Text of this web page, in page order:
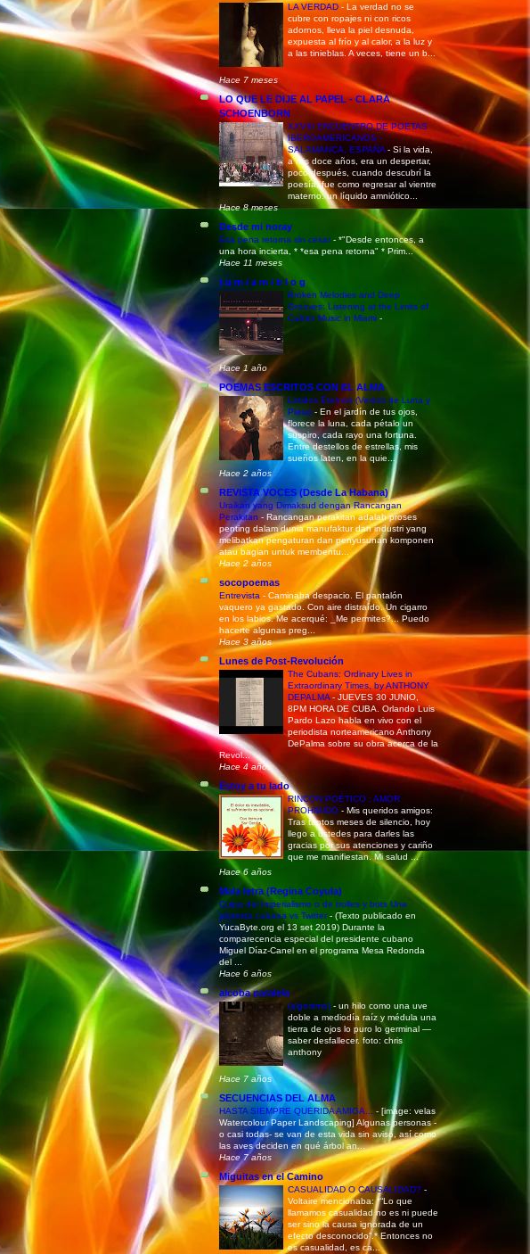
LA VERDAD - La verdad no se
cubre con ropajes ni con ricos
adornos, lleva la piel desnuda,
expuesta al frío y al calor, a la luz y
a las tinieblas. A veces, tiene un b...
Hace 7 meses
LO QUE LE DIJE AL PAPEL - CLARA
SCHOENBORN
XXVIII ENCUENTRO DE POETAS
IBEROAMERICANOS -
SALAMANCA, ESPAÑA - Si la vida,
a mis doce años, era un despertar,
poco después, cuando descubrí la
poesía, fue como regresar al vientre
materno: un líquido amniótico...
Hace 8 meses
Desde mi noray
Esa pena retorna sin cesar- *"Desde entonces, a
una hora incierta, * *esa pena retorna" * Prim...
Hace 11 meses
t u m i a m i b l o g
Broken Melodies and Deep
Grooves: Listening at the Limits of
Cuban Music in Miami -
Hace 1 año
POEMAS ESCRITOS CON EL ALMA
Latidos Eternos (Versos de Luna y
Plata) - En el jardín de tus ojos,
florece la luna, cada pétalo un
suspiro, cada rayo una fortuna.
Entre destellos de estrellas, mis
sueños laten, en la quie...
Hace 2 años
REVISTA VOCES (Desde La Habana)
Uraikan yang Dimaksud dengan Rancangan
Perakitan - Rancangan perakitan adalah proses
penting dalam dunia manufaktur dan industri yang
melibatkan pengaturan dan penyusunan komponen
atau bagian untuk membentu...
Hace 2 años
socopoemas
Entrevista - Caminaba despacio. El pantalón
vaquero ya gastado. Con aire distraído. Un cigarro
en los labios. Me acerqué: _Me permites?... Puedo
hacerte algunas preg...
Hace 3 años
Lunes de Post-Revolución
The Cubans: Ordinary Lives in
Extraordinary Times, by ANTHONY
DEPALMA- JUEVES 30 JUNIO,
8PM HORA DE CUBA. Orlando Luis
Pardo Lazo habla en vivo con el
periodista norteamericano Anthony
DePalma sobre su obra acerca de la
Revol...
Hace 4 años
Estoy a tu lado
RINCÓN POÉTICO : AMOR
PROHIBIDO - Mis queridos amigos:
Tras tantos meses de silencio, hoy
llego a ustedes para darles las
gracias por sus atenciones y cariño
que me manifiestan. Mi salud ...
Hace 6 años
Mala letra (Regina Coyula)
Culpa del Imperialismo o de trolles y bots Una
protesta cubana vs Twitter- (Texto publicado en
YucaByte.org el 13 set 2019) Durante la
comparecencia especial del presidente cubano
Miguel Díaz-Canel en el programa Mesa Redonda
del ...
Hace 6 años
alcoba paralela
(algoritmo) - un hilo como una uve
doble a mediodía raíz y médula una
tierra de ojos lo puro lo germinal —
saber desfallecer. foto: chris
anthony
Hace 7 años
SECUENCIAS DEL ALMA
HASTA SIEMPRE QUERIDA AMIGA... - [image: velas
Watercolour Paper Landscaping] Algunas personas -
o casi todas- se van de esta vida sin aviso, así como
las aves deciden en qué árbol an...
Hace 7 años
Miguitas en el Camino
CASUALIDAD O CAUSALIDAD? -
Voltaire mencionaba: *“Lo que
llamamos casualidad no es ni puede
ser sino la causa ignorada de un
efecto desconocido”.* Entonces no
es casualidad, es ca...